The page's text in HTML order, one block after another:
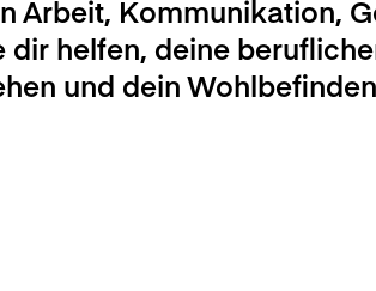
Arbeit, Kommunikation,
dir helfen, deine
und dein